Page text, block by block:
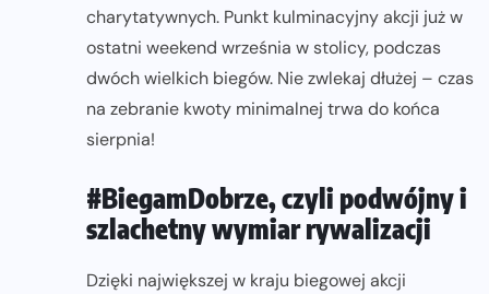
charytatywnych. Punkt kulminacyjny akcji już w
ostatni weekend września w stolicy, podczas
dwóch wielkich biegów. Nie zwlekaj dłużej – czas
na zebranie kwoty minimalnej trwa do końca
sierpnia!
#BiegamDobrze, czyli podwójny i
szlachetny wymiar rywalizacji
Dzięki największej w kraju biegowej akcji